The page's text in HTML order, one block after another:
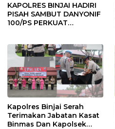
KAPOLRES BINJAI HADIRI
PISAH SAMBUT DANYONIF
100/PS PERKUAT
Kapolres Binjai Serah
Terimakan Jabatan Kasat
Binmas Dan Kapolsek